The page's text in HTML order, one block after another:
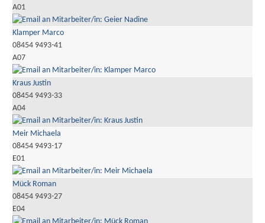
A01
Klamper Marco
08454 9493-41
A07
Kraus Justin
08454 9493-33
A04
Meir Michaela
08454 9493-17
E01
Mück Roman
08454 9493-27
E04